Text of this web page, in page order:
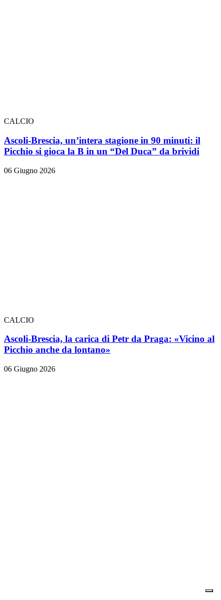
CALCIO
Ascoli-Brescia, un’intera stagione in 90 minuti: il
Picchio si gioca la B in un “Del Duca” da brividi
06 Giugno 2026
CALCIO
Ascoli-Brescia, la carica di Petr da Praga: «Vicino al
Picchio anche da lontano»
06 Giugno 2026